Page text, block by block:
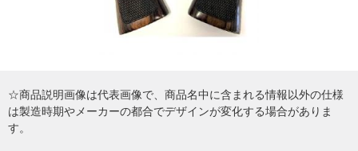
☆商品説明画像は代表画像で、商品名中に含まれる情報以外の仕様
は製造時期やメーカーの都合でデザインが変化する場合がありま
す。